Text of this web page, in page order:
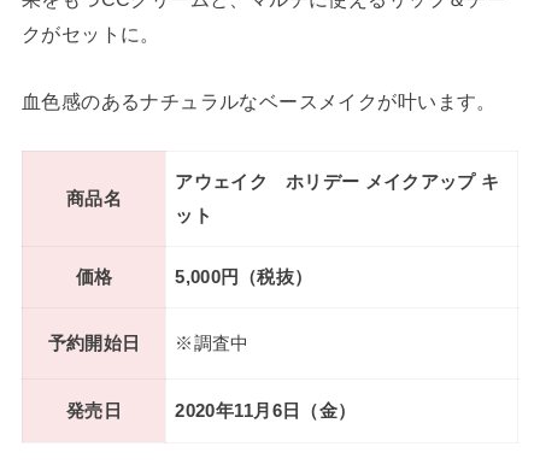
クがセットに。
血色感のあるナチュラルなベースメイクが叶います。
商品名
アウェイク ホリデー メイクアップ キ
ット
価格 5,000円（税抜）
予約開始日 ※調査中
発売日 2020年11月6日（金）